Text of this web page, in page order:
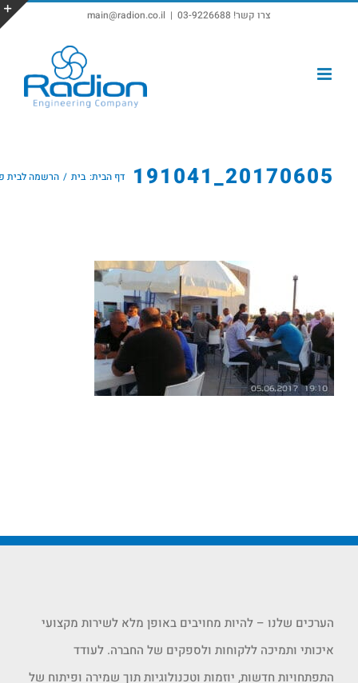
צרו קשר! 03-9226688 |
main@radion.co.il
20170605_191041 דף הבית: בית הרשמה לבית
הערכים שלנו – להיות מחויבים באופן מלא לשירות מקצועי
איכותי ותמיכה ללקוחות ולספקים של החברה. לעודד
התפתחויות חדשות, יוזמות וטכנולוגיות תוך שמירה ופיתוח של